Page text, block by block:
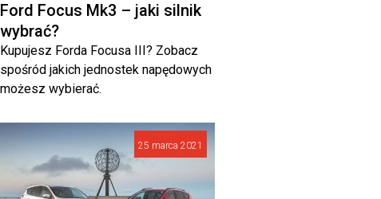
Ford Focus Mk3 – jaki silnik
wybrać?
Kupujesz Forda Focusa III? Zobacz
spośród jakich jednostek napędowych
możesz wybierać.
25 marca 2021